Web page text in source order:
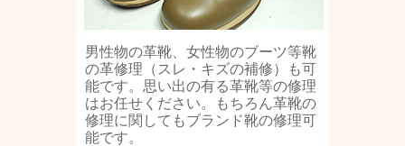
男性物の革靴、女性物のブーツ等靴
の革修理（スレ・キズの補修）も可
能です。思い出の有る革靴等の修理
はお任せください。もちろん革靴の
修理に関してもブランド靴の修理可
能です。